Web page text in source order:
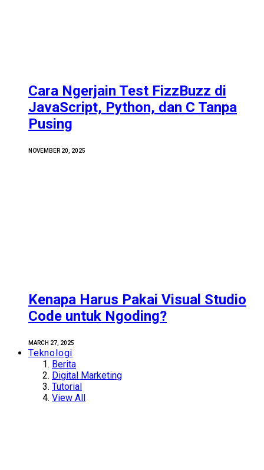
Cara Ngerjain Test FizzBuzz di
JavaScript, Python, dan C Tanpa
Pusing
NOVEMBER 20, 2025
Kenapa Harus Pakai Visual Studio
Code untuk Ngoding?
MARCH 27, 2025
Teknologi
Berita
Digital Marketing
Tutorial
View All